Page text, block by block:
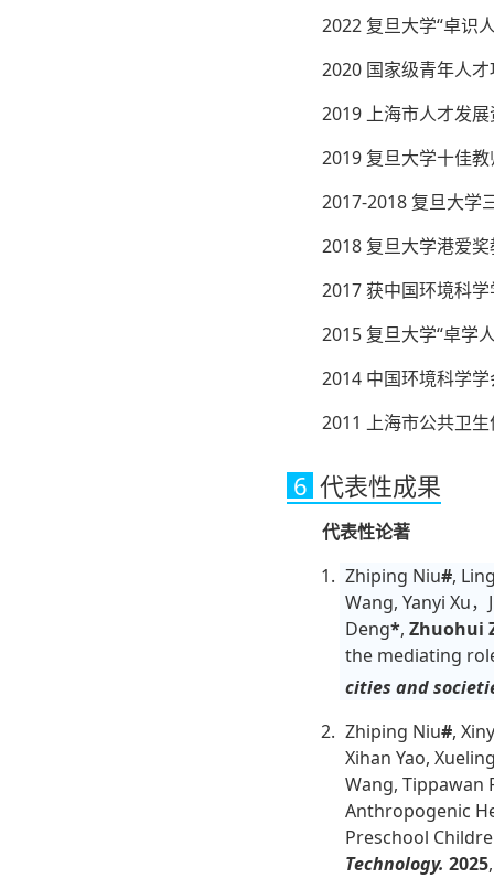
2022 复旦大学“卓识
2020 国家级青年人
2019 上海市人才发
2019 复旦大学十佳
2017-2018 复旦大学
2018 复旦大学港爱
2017 获中国环境科
2015 复旦大学“卓学
2014 中国环境科学
2011 上海市公共卫
6 代表性成果
代表性论著
Zhiping Niu#,
Wang, Yanyi Xu
Deng*, Zhuohui
the mediating
cities and
Zhiping Niu#,
Xihan Yao,
Wang, Tippawan
Anthropogenic
Preschool
Technology. 2025